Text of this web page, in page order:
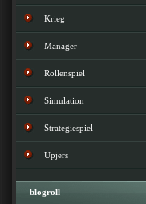
Krieg
Manager
Rollenspiel
Simulation
Strategiespiel
Upjers
blogroll